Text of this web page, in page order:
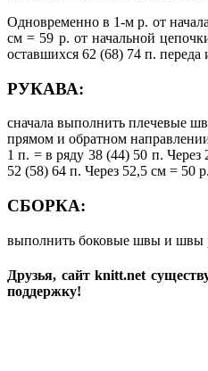
Одновременно в 1-м р. от
см = 59 р. от начальной
оставшихся 62 (68) 74 п. переда
РУКАВА:
сначала выполнить плечевые
прямом и обратном
1 п. = в ряду 38 (44) 50 п. Через
52 (58) 64 п. Через 52,5 см = 50
СБОРКА:
выполнить боковые швы и швы
Друзья, сайт knitt.net
поддержку!